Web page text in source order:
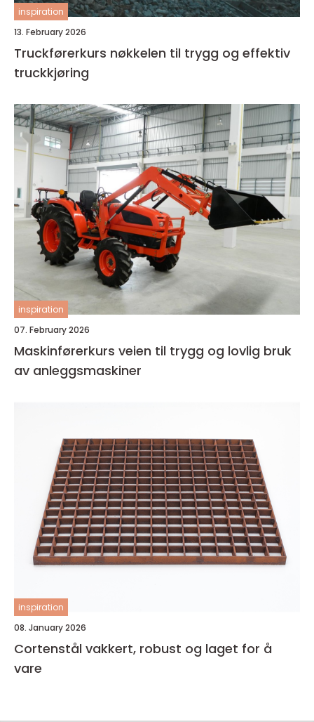
inspiration
13. February 2026
Truckførerkurs nøkkelen til trygg og effektiv
truckkjøring
inspiration
07. February 2026
Maskinførerkurs veien til trygg og lovlig bruk
av anleggsmaskiner
inspiration
08. January 2026
Cortenstål vakkert, robust og laget for å
vare